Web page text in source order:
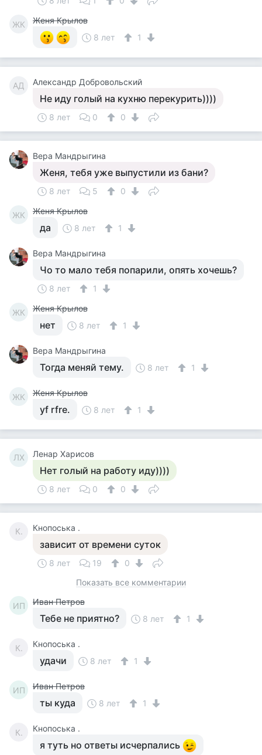
ЖК
Женя Крылов
8 лет
1
АД Александр Добровольский
Не иду голый на кухню перекурить))))
8 лет 0 0
Вера Мандрыгина
Женя, тебя уже выпустили из бани?
8 лет 5 0
ЖК Женя Крылов
да 8 лет 1
Вера Мандрыгина
Чо то мало тебя попарили, опять хочешь?
8 лет 1
ЖК Женя Крылов
нет 8 лет 1
Вера Мандрыгина
Тогда меняй тему. 8 лет 1
ЖК Женя Крылов
yf rfre. 8 лет 1
ЛХ Ленар Харисов
Нет голый на работу иду))))
8 лет 0 0
К. Кнопоська .
зависит от времени суток
8 лет 19
0
Показать все комментарии
ИП Иван Петров
Тебе не приятно? 8 лет 1
К. Кнопоська .
удачи 8 лет 1
ИП Иван Петров
ты куда 8 лет 1
К. Кнопоська .
я туть но ответы исчерпались